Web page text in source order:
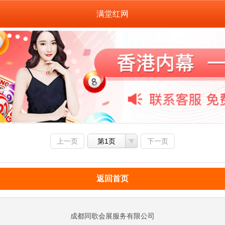
满堂红网
上一页 第1页 下一页
返回首页
成都同歌会展服务有限公司